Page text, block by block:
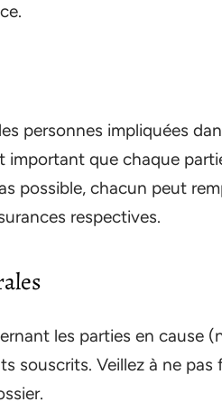
personnes impliquées
que chaque
possible, chacun peut
respectives.
les parties en cause
souscrits. Veillez à ne pas